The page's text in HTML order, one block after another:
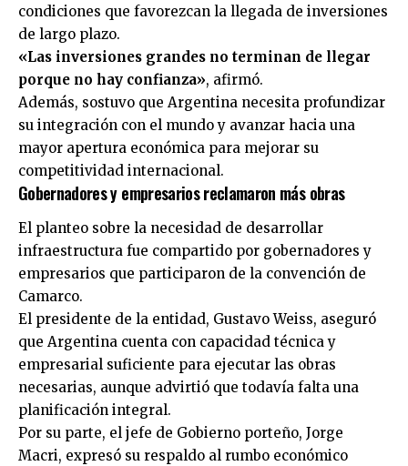
condiciones que favorezcan la llegada de inversiones
de largo plazo.
«Las inversiones grandes no terminan de llegar
porque no hay confianza», afirmó.
Además, sostuvo que Argentina necesita profundizar
su integración con el mundo y avanzar hacia una
mayor apertura económica para mejorar su
competitividad internacional.
Gobernadores y empresarios reclamaron más obras
El planteo sobre la necesidad de desarrollar
infraestructura fue compartido por gobernadores y
empresarios que participaron de la convención de
Camarco.
El presidente de la entidad, Gustavo Weiss, aseguró
que Argentina cuenta con capacidad técnica y
empresarial suficiente para ejecutar las obras
necesarias, aunque advirtió que todavía falta una
planificación integral.
Por su parte, el jefe de Gobierno porteño, Jorge
Macri, expresó su respaldo al rumbo económico